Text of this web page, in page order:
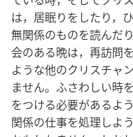
は，居眠りをしたり，
無関係のものを読んだ
会のある晩は，再訪問
ような他のクリスチャ
ません。ふさわしい時
をつける必要があるよ
関係の仕事を処理しよ